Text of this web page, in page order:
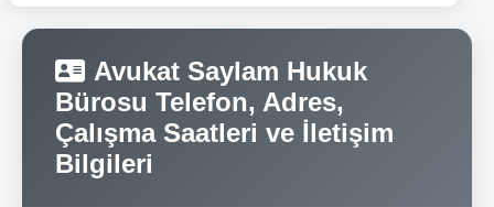
Avukat Saylam Hukuk
Bürosu Telefon, Adres,
Çalışma Saatleri ve İletişim
Bilgileri